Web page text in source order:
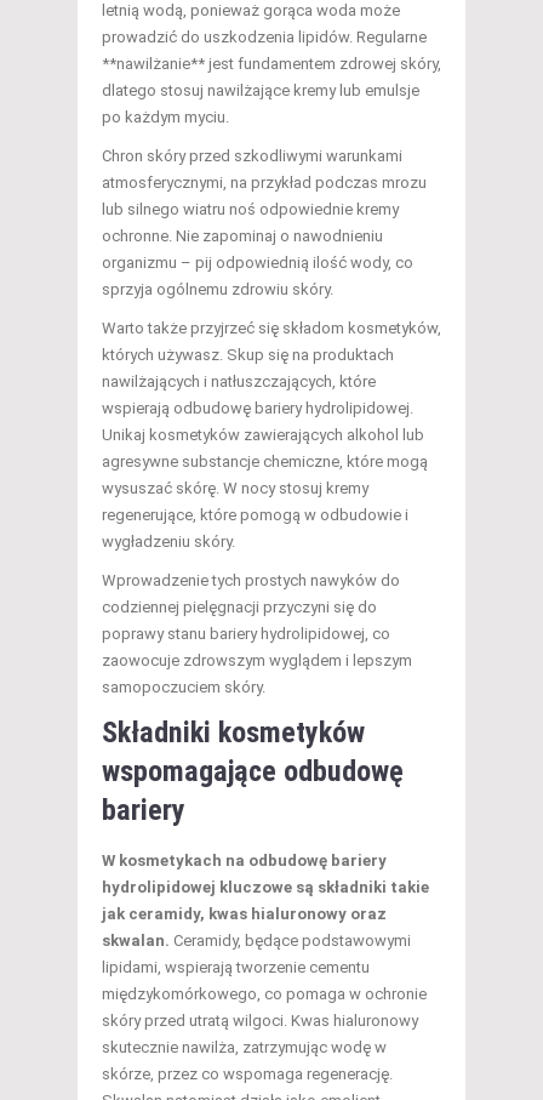
letnią wodą, ponieważ gorąca woda może
prowadzić do uszkodzenia lipidów. Regularne
**nawilżanie** jest fundamentem zdrowej skóry,
dlatego stosuj nawilżające kremy lub emulsje
po każdym myciu.
Chron skóry przed szkodliwymi warunkami
atmosferycznymi, na przykład podczas mrozu
lub silnego wiatru noś odpowiednie kremy
ochronne. Nie zapominaj o nawodnieniu
organizmu – pij odpowiednią ilość wody, co
sprzyja ogólnemu zdrowiu skóry.
Warto także przyjrzeć się składom kosmetyków,
których używasz. Skup się na produktach
nawilżających i natłuszczających, które
wspierają odbudowę bariery hydrolipidowej.
Unikaj kosmetyków zawierających alkohol lub
agresywne substancje chemiczne, które mogą
wysuszać skórę. W nocy stosuj kremy
regenerujące, które pomogą w odbudowie i
wygładzeniu skóry.
Wprowadzenie tych prostych nawyków do
codziennej pielęgnacji przyczyni się do
poprawy stanu bariery hydrolipidowej, co
zaowocuje zdrowszym wyglądem i lepszym
samopoczuciem skóry.
Składniki kosmetyków
wspomagające odbudowę
bariery
W kosmetykach na odbudowę bariery
hydrolipidowej kluczowe są składniki takie
jak ceramidy, kwas hialuronowy oraz
skwalan. Ceramidy, będące podstawowymi
lipidami, wspierają tworzenie cementu
międzykomórkowego, co pomaga w ochronie
skóry przed utratą wilgoci. Kwas hialuronowy
skutecznie nawilża, zatrzymując wodę w
skórze, przez co wspomaga regenerację.